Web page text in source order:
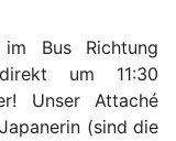
Bus Richtung
um 11:30
Unser Attaché
(sind die